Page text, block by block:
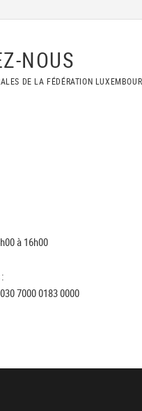
NOUS
DE LA FÉDÉRATION
à 16h00
7000 0183 0000